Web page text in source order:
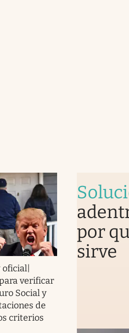
verificar
Social y
de
criterios
por
sirve